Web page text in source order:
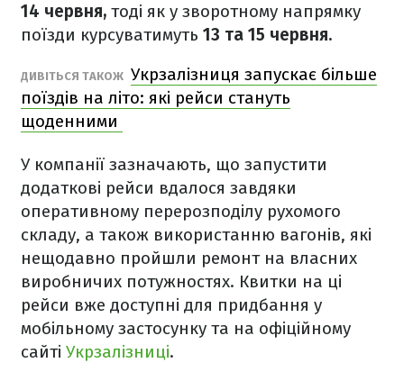
14 червня, тоді як у зворотному напрямку
поїзди курсуватимуть 13 та 15 червня.
ДИВІТЬСЯ ТАКОЖ Укрзалізниця запускає більше
поїздів на літо: які рейси стануть
щоденними
У компанії зазначають, що запустити
додаткові рейси вдалося завдяки
оперативному перерозподілу рухомого
складу, а також використанню вагонів, які
нещодавно пройшли ремонт на власних
виробничих потужностях. Квитки на ці
рейси вже доступні для придбання у
мобільному застосунку та на офіційному
сайті Укрзалізниці.